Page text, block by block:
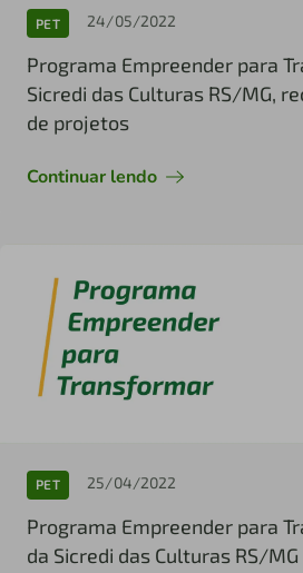
PET 24/05/2022
Programa Empreender para
Sicredi das Culturas RS/MG,
de projetos
Continuar lendo
PET 25/04/2022
Programa Empreender para
da Sicredi das Culturas RS/